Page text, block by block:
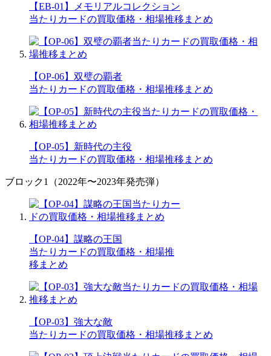
【EB-01】メモリアルコレクション
当たりカードの買取価格・相場推移まとめ
【OP-06】双璧の覇者
当たりカードの買取価格・相場推移まとめ
【OP-05】新時代の主役
当たりカードの買取価格・相場推移まとめ
ブロック1（2022年〜2023年発売弾）
【OP-04】謀略の王国
当たりカードの買取価格・相場推
移まとめ
【OP-03】強大な敵
当たりカードの買取価格・相場推移まとめ